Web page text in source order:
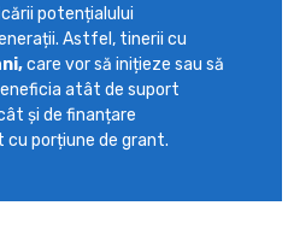
potențialului
Astfel, tinerii cu
care vor să inițieze sau să
atât de suport
și de finanțare
cu porțiune de grant.